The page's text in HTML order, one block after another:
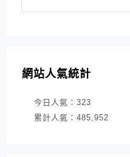
網站人氣統計
今日人氣： 323
累計人氣： 485,952